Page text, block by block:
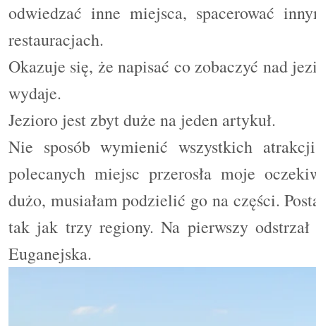
odwiedzać inne miejsca, spacerować
restauracjach.
Okazuje się, że napisać co zobaczyć nad
wydaje.
Jezioro jest zbyt duże na jeden artykuł.
Nie sposób wymienić wszystkich
polecanych miejsc przerosła moje
dużo, musiałam podzielić go na części.
tak jak trzy regiony. Na pierwszy
Euganejska.